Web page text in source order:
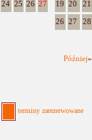
24 25 26 27 19 20 21
26 27 28
Później»
terminy zarezerwowane